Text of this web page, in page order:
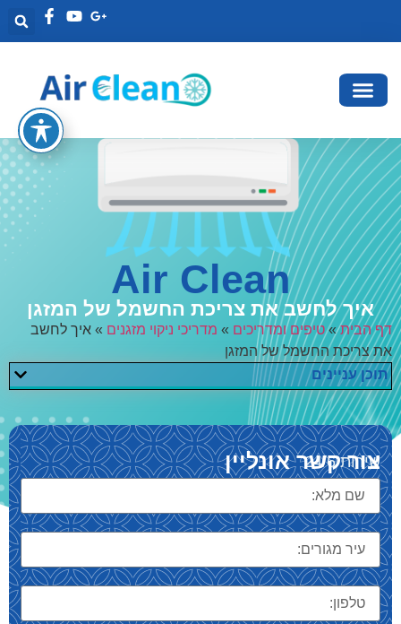
Air Clean
איך לחשב את צריכת החשמל של המזגן
דף הבית » טיפים ומדריכים » מדריכי ניקוי מזגנים » איך לחשב
את צריכת החשמל של המזגן
תוכן עניינים
שירות 24/6
צור קשר אונליין